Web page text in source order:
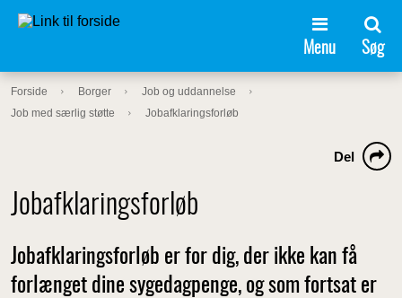
Menu Søg
Forside Borger
Job og uddannelse
Job med særlig støtte
Jobafklaringsforløb
Jobafklaringsforløb
Del
Jobafklaringsforløb er for dig, der ikke kan få
forlænget dine sygedagpenge, og som fortsat er